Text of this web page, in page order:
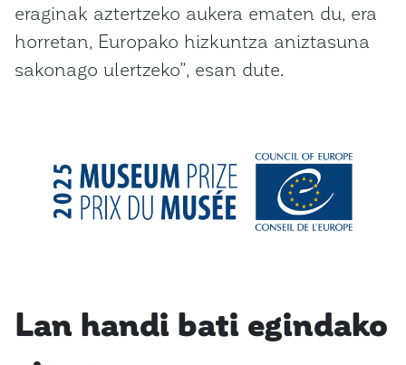
eraginak aztertzeko aukera ematen du, era
horretan, Europako hizkuntza aniztasuna
sakonago ulertzeko”, esan dute.
Lan handi bati egindako